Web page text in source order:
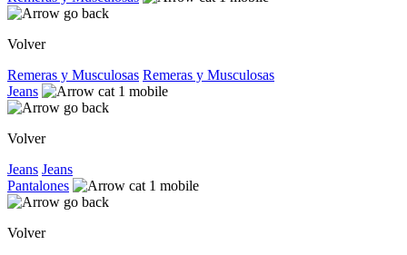
Volver
Remeras y Musculosas Remeras y Musculosas
Jeans
Volver
Jeans Jeans
Pantalones
Volver